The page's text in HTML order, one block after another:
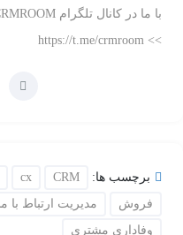
>>
https://t.me/crmroom
برچسب ها: CRM
cx
فروش
مدیریت ارتباط با
وفاداری مشتری